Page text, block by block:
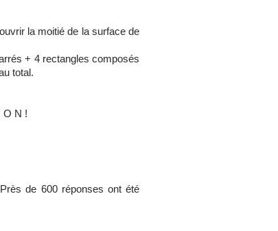
la moitié de la surface de
+ 4 rectangles composés
total.
O N !
de 600 réponses ont été